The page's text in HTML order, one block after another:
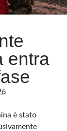
entra
è stato